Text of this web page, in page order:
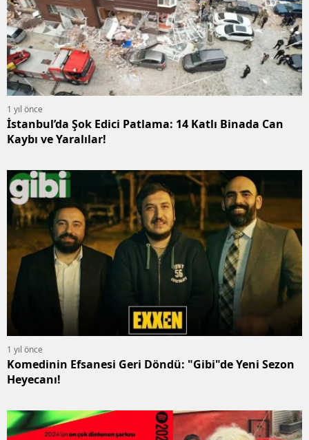
1 yıl önce
İstanbul’da Şok Edici Patlama: 14 Katlı Binada Can
Kaybı ve Yaralılar!
1 yıl önce
Komedinin Efsanesi Geri Döndü: "Gibi"de Yeni Sezon
Heyecanı!